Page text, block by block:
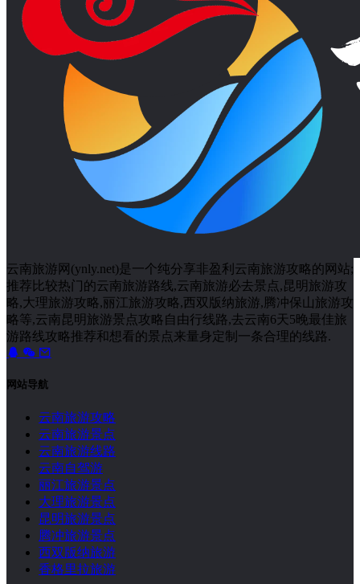
云南旅游网(ynly.net)是一个纯分享非盈利云南旅游攻略的网站;
推荐比较热门的云南旅游路线,云南旅游必去景点,昆明旅游攻
略,大理旅游攻略,丽江旅游攻略,西双版纳旅游,腾冲保山旅游攻
略等,云南昆明旅游景点攻略自由行线路,去云南6天5晚最佳旅
游路线攻略推荐和想看的景点来量身定制一条合理的线路.
网站导航
云南旅游攻略
云南旅游景点
云南旅游线路
云南自驾游
丽江旅游景点
大理旅游景点
昆明旅游景点
腾冲旅游景点
西双版纳旅游
香格里拉旅游